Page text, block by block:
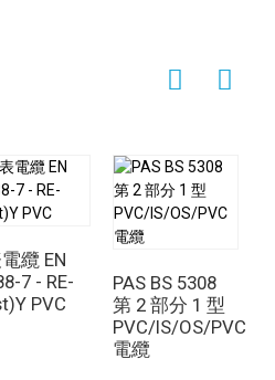
難性後果。透過使用雲母/交
酸鹽/低煙無鹵水（耐火）電
度地降低人員傷亡、財產損失
緣矽酸鹽/絕緣矽酸鹽/低煙無
應用場景中，它是確保消防安
的材料和設計組合使其成為火
至關重要的環境的理想選擇。
/絕緣矽酸鹽/絕緣矽酸鹽/低煙
和組織可以降低火災事故的風
纜 EN
7 - RE-
PVC
PAS BS 5308
第 2 部分 1 型
PVC/IS/OS/PVC
電纜